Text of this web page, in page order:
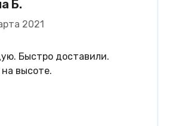
Б.
2021
Быстро доставили.
высоте.